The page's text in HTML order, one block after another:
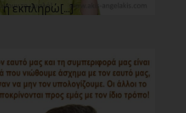
ή εκπληρώ[...]